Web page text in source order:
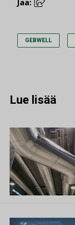
Jaa:
GEBWELL
Lue lisää